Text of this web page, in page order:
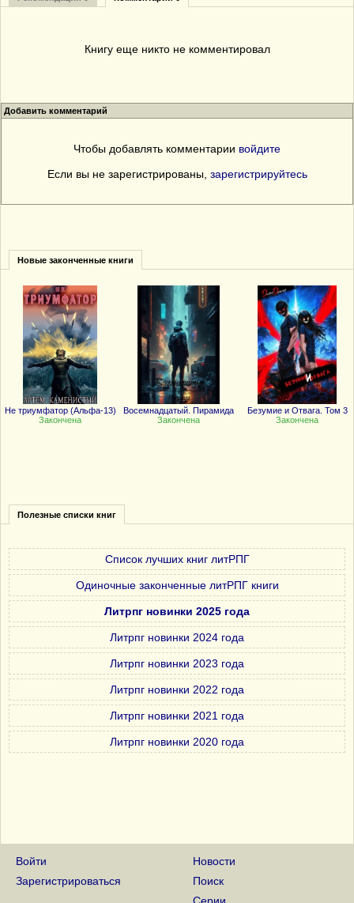
Книгу еще никто не комментировал
Добавить комментарий
Чтобы добавлять комментарии войдите
Если вы не зарегистрированы, зарегистрируйтесь
Новые законченные книги
Не триумфатор (Альфа-13)
Закончена
Восемнадцатый. Пирамида
Закончена
Безумие и Отвага. Том 3
Закончена
Полезные списки книг
Список лучших книг литРПГ
Одиночные законченные литРПГ книги
Литрпг новинки 2025 года
Литрпг новинки 2024 года
Литрпг новинки 2023 года
Литрпг новинки 2022 года
Литрпг новинки 2021 года
Литрпг новинки 2020 года
Войти
Зарегистрироваться
Новости
Поиск